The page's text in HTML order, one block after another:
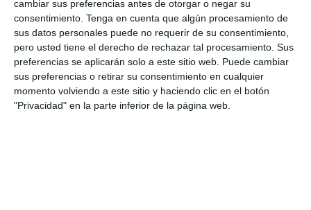
cambiar sus preferencias antes de otorgar o negar su
consentimiento. Tenga en cuenta que algún procesamiento de
sus datos personales puede no requerir de su consentimiento,
pero usted tiene el derecho de rechazar tal procesamiento. Sus
preferencias se aplicarán solo a este sitio web. Puede cambiar
sus preferencias o retirar su consentimiento en cualquier
momento volviendo a este sitio y haciendo clic en el botón
"Privacidad" en la parte inferior de la página web.